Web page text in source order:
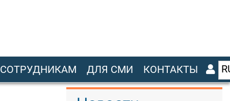
СОТРУДНИКАМ ДЛЯ СМИ КОНТАКТЫ